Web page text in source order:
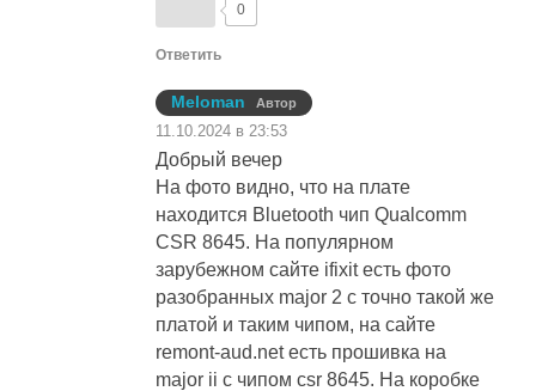
0
Ответить
Meloman Автор
11.10.2024 в 23:53
Добрый вечер
На фото видно, что на плате
находится Bluetooth чип Qualcomm
CSR 8645. На популярном
зарубежном сайте ifixit есть фото
разобранных major 2 с точно такой же
платой и таким чипом, на сайте
remont-aud.net есть прошивка на
major ii с чипом csr 8645. На коробке